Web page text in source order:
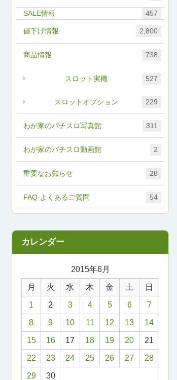
FAQ-よくあるご質問 54
457
わが家のパチスロ写真館 311
わが家のパチスロ動画館 2
値下げ情報 2,800
商品情報 738
スロットオプション 229
スロット実機 527
重要なお知らせ 28
2015年6月
月 火 水 木 金 土 日
1 2 3 4 5 6 7
8 9 10 11 12 13 14
15 16 17 18 19 20 21
22 23 24 25 26 27 28
29 30